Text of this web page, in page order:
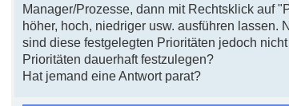
Manager/Prozesse, dann mit Rechtsklick auf
höher, hoch, niedriger usw. ausführen
sind diese festgelegten Prioritäten jedoch
Prioritäten dauerhaft festzulegen?
Hat jemand eine Antwort parat?